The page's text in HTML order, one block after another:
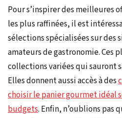
Pour s’inspirer des meilleures
les plus raffinées, il est
sélections spécialisées sur des
amateurs de gastronomie. Ces
collections variées qui sauront
Elles donnent aussi accès à des
choisir le panier gourmet idéal
budgets. Enfin, n’oublions pas